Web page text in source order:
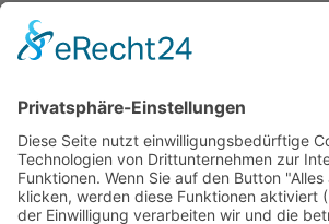
BEITRAG
einem Verlust bewegen
10. AUGUST 2024 ALLGEMEINES,FAMILIE,
VONCHRISTINA BAER